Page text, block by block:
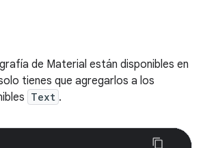
de Material están disponibles en
tienes que agregarlos a los
Text .